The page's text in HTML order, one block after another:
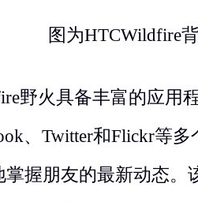
图为HTCWildfire
野火具备丰富的应用
、Twitter和Flickr等
掌握朋友的最新动态。